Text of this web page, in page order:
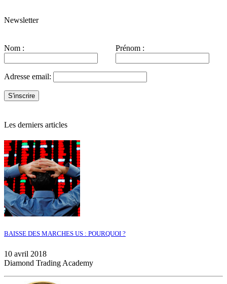
Newsletter
Nom : Prénom :
Adresse email:
Les derniers articles
BAISSE DES MARCHES US : POURQUOI ?
10 avril 2018
Diamond Trading Academy